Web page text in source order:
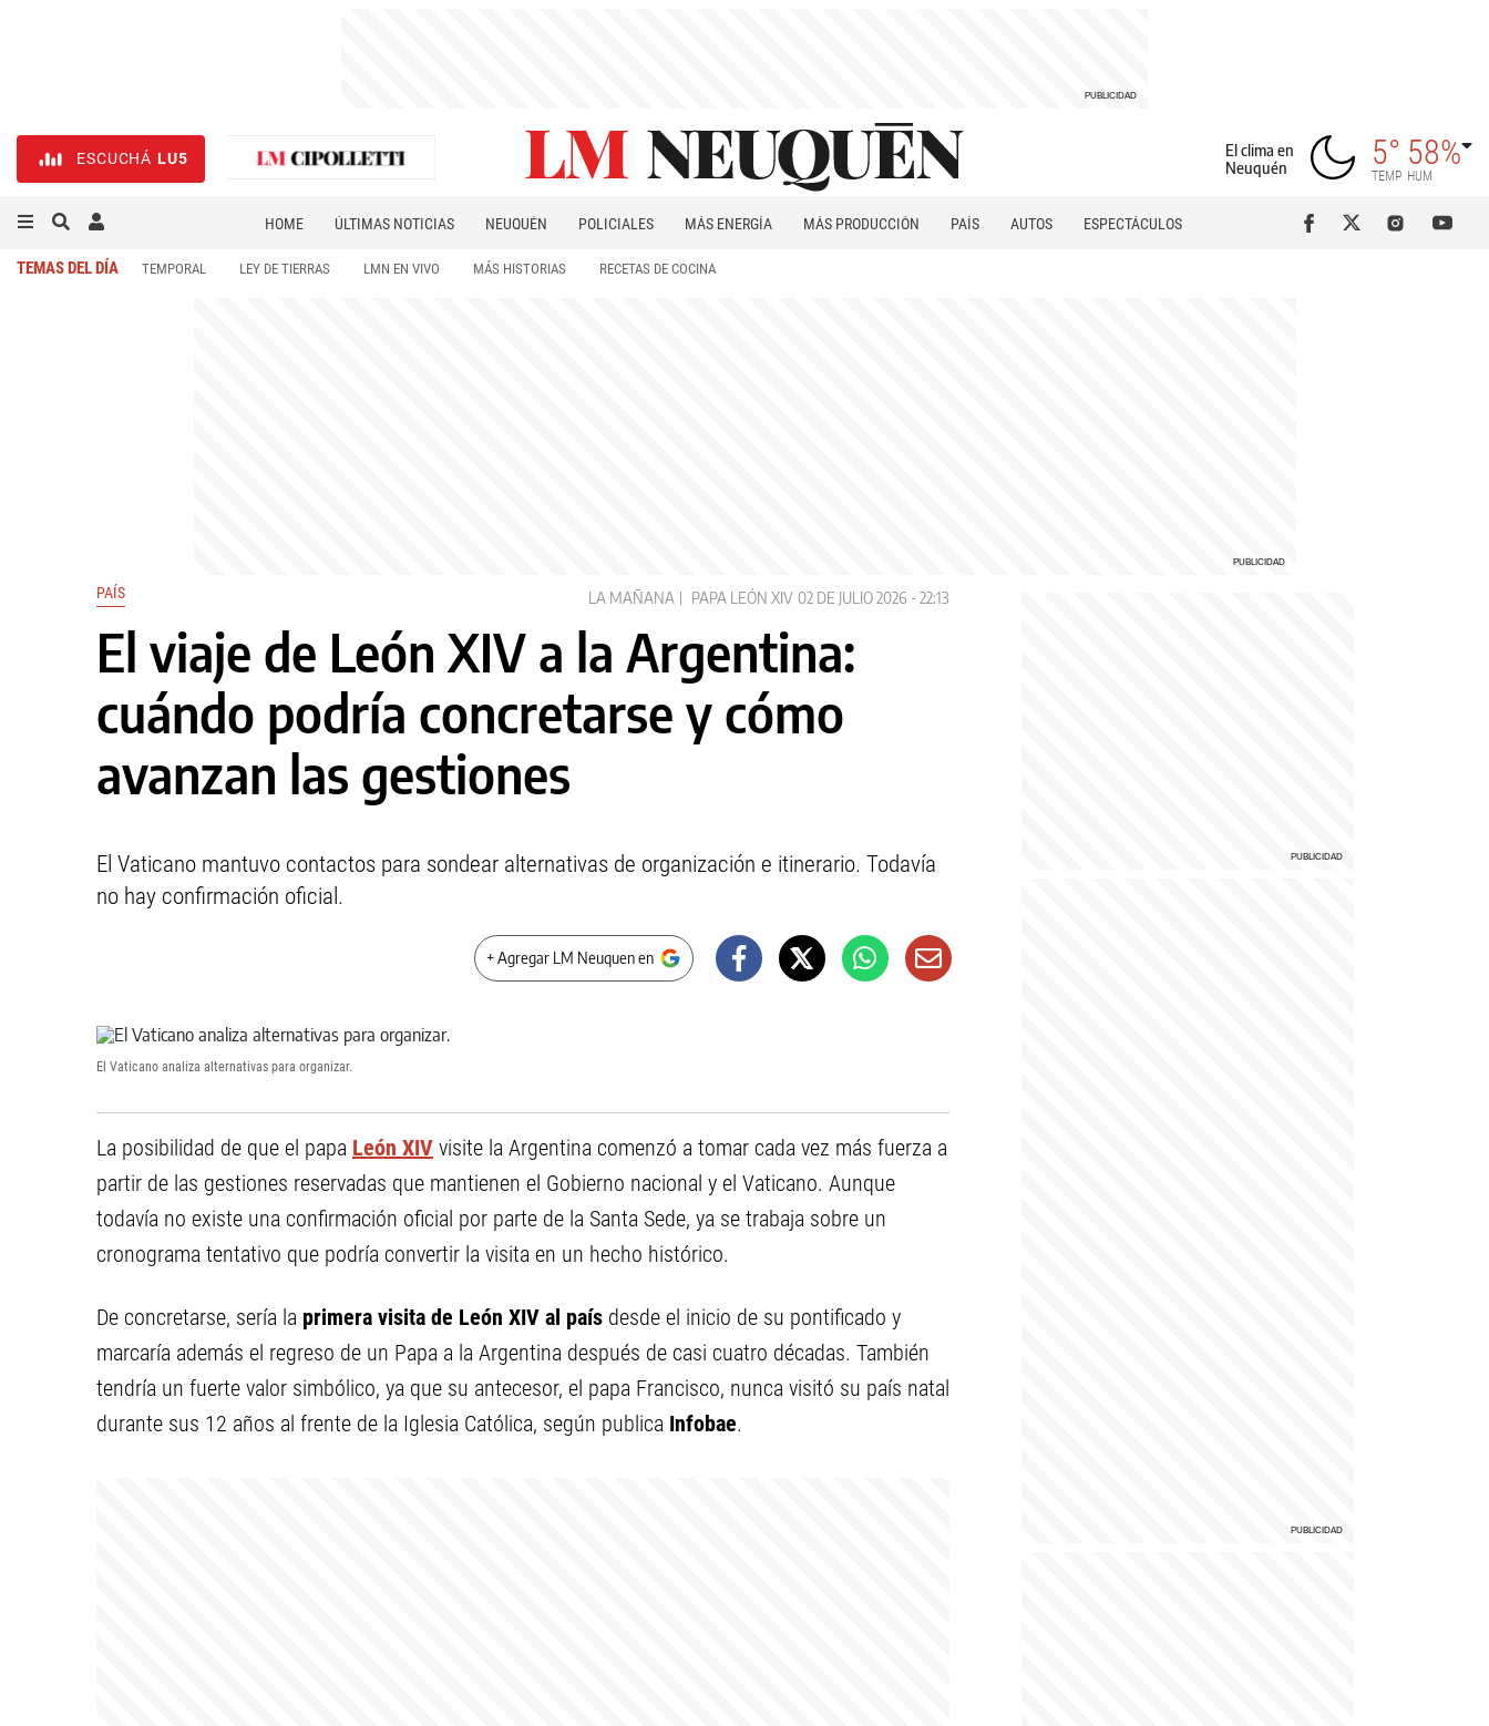
ESCUCHÁ LU5
El clima en
Neuquén
5°
TEMP
58%
HUM
HOME ÚLTIMAS NOTICIAS NEUQUÉN POLICIALES MÁS ENERGÍA MÁS PRODUCCIÓN PAÍS AUTOS
ESPECTÁCULOS
TEMAS DEL DÍA TEMPORAL LEY DE TIERRAS LMN EN VIVO MÁS HISTORIAS RECETAS DE COCINA
PAÍS LA MAÑANA PAPA LEÓN XIV 02 DE JULIO 2026 - 22:13
El viaje de León XIV a la Argentina:
cuándo podría concretarse y cómo
avanzan las gestiones
El Vaticano mantuvo contactos para sondear alternativas de organización e itinerario. Todavía
no hay confirmación oficial.
+ Agregar LM Neuquen en
El Vaticano analiza alternativas para organizar.
La posibilidad de que el papa León XIV visite la Argentina comenzó a tomar cada vez más fuerza a
partir de las gestiones reservadas que mantienen el Gobierno nacional y el Vaticano. Aunque
todavía no existe una confirmación oficial por parte de la Santa Sede, ya se trabaja sobre un
cronograma tentativo que podría convertir la visita en un hecho histórico.
De concretarse, sería la primera visita de León XIV al país desde el inicio de su pontificado y
marcaría además el regreso de un Papa a la Argentina después de casi cuatro décadas. También
tendría un fuerte valor simbólico, ya que su antecesor, el papa Francisco, nunca visitó su país natal
durante sus 12 años al frente de la Iglesia Católica, según publica Infobae.